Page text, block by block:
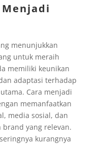
menunjukkan
untuk meraih
memiliki keunikan
adaptasi terhadap
Cara menjadi
memanfaatkan
media sosial, dan
yang relevan.
kurangnya